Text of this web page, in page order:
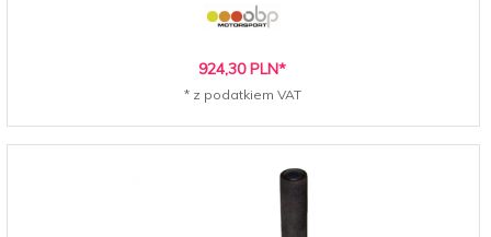
924,30 PLN*
* z podatkiem VAT